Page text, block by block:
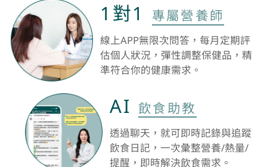
1對1 專屬營養師
線上APP無限次問答，每月定期評
估個人狀況，彈性調整保健品，精
準符合你的健康需求。
AI 飲食助教
透過聊天，就可即時記錄與追蹤
飲食日記，一次彙整營養/熱量/
提醒，即時解決飲食需求。